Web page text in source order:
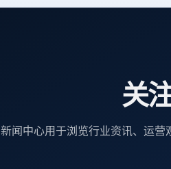
关
新闻中心用于浏览行业资讯、运